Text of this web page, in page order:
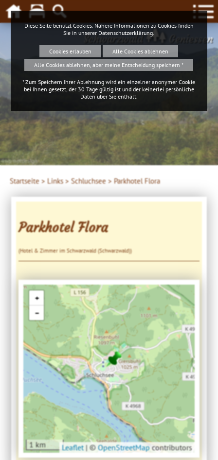
Schwarzwald Geniessen
4ws-netdesign
Startseite > Links > Schluchsee > Parkhotel Flora
Parkhotel Flora
(Hotel & Zimmer im Schwarzwald (Schwarzwald))
+
−
1 km Leaflet | ©OpenStreetMap contributors
Diese Seite benutzt Cookies. Nähere Informationen zu Cookies finden
Sie in unserer Datenschutzerklärung
Cookies erlauben
Alle Cookies ablehnen
Alle Cookies ablehnen, aber meine Entscheidung speichern *
* Zum Speichern Ihrer Ablehnung wird ein einzelner anonymer Cookie
bei Ihnen gesetzt, der 30 Tage gültig ist und der keinerlei persönliche
Daten über Sie enthält.